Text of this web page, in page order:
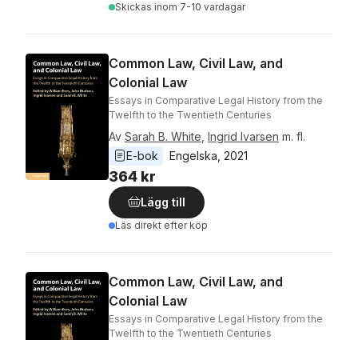
Skickas inom 7-10 vardagar
Common Law, Civil Law, and
Colonial Law
Essays in Comparative Legal History from the
Twelfth to the Twentieth Centuries
Av Sarah B. White Ingrid Ivarsen m. fl.
E-bok
Engelska 2021
364 kr
Lägg till
Läs direkt efter köp
Common Law, Civil Law, and
Colonial Law
Essays in Comparative Legal History from the
Twelfth to the Twentieth Centuries